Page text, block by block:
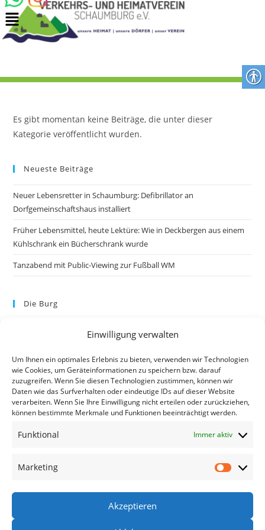
Einwilligung verwalten
Um Ihnen ein optimales Erlebnis zu bieten, verwenden wir Technologien
wie Cookies, um Geräteinformationen zu speichern bzw. darauf
zuzugreifen. Wenn Sie diesen Technologien zustimmen, können wir
Daten wie das Surfverhalten oder eindeutige IDs auf dieser Website
verarbeiten. Wenn Sie Ihre Einwilligung nicht erteilen oder zurückziehen,
können bestimmte Merkmale und Funktionen beeinträchtigt werden.
Funktional Immer aktiv
Marketing
Akzeptieren
Es gibt momentan keine Beiträge, die unter dieser
Kategorie veröffentlicht wurden.
Neueste Beiträge
Neuer Lebensretter in Schaumburg: Defibrillator an
Dorfgemeinschaftshaus installiert
Früher Lebensmittel, heute Lektüre: Wie in Deckbergen aus einem
Kühlschrank ein Bücherschrank wurde
Tanzabend mit Public-Viewing zur Fußball WM
Die Burg
Datenschutzerklärung
Impressum